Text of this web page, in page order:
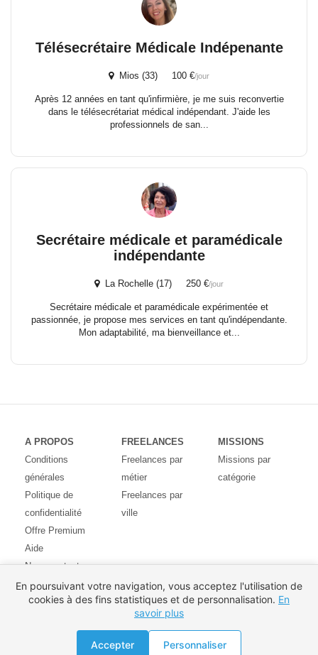
Télésecrétaire Médicale Indépenante
Mios (33) 100 €/jour
Après 12 années en tant qu'infirmière, je me suis reconvertie
dans le télésecrétariat médical indépendant. J'aide les
professionnels de san...
Secrétaire médicale et paramédicale
indépendante
La Rochelle (17) 250 €/jour
Secrétaire médicale et paramédicale expérimentée et
passionnée, je propose mes services en tant qu'indépendante.
Mon adaptabilité, ma bienveillance et...
Proposer une mission
A PROPOS
Conditions
générales
Politique de
confidentialité
Offre Premium
Aide
Nous contacter
Avis des
utilisateurs
FREELANCES
Freelances par
métier
Freelances par
ville
MISSIONS
Missions par
catégorie
En poursuivant votre navigation, vous acceptez l'utilisation de
cookies à des fins statistiques et de personnalisation. En
savoir plus
Accepter Personnaliser